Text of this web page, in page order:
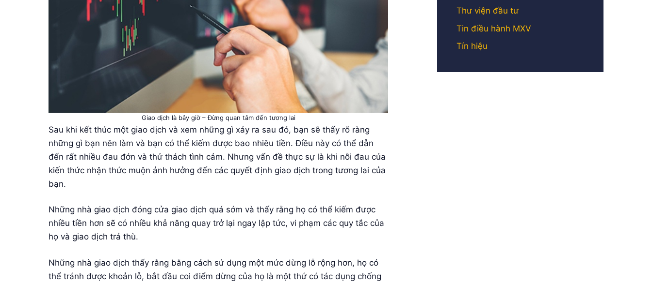
Giao dịch là bây giờ – Đừng quan tâm đến tương lai
Sau khi kết thúc một giao dịch và xem những gì xảy ra sau đó, bạn sẽ thấy rõ ràng
những gì bạn nên làm và bạn có thể kiếm được bao nhiêu tiền. Điều này có thể dẫn
đến rất nhiều đau đớn và thử thách tình cảm. Nhưng vấn đề thực sự là khi nỗi đau của
kiến ​​thức nhận thức muộn ảnh hưởng đến các quyết định giao dịch trong tương lai của
bạn.
Những nhà giao dịch đóng cửa giao dịch quá sớm và thấy rằng họ có thể kiếm được
nhiều tiền hơn sẽ có nhiều khả năng quay trở lại ngay lập tức, vi phạm các quy tắc của
họ và giao dịch trả thù.
Những nhà giao dịch thấy rằng bằng cách sử dụng một mức dừng lỗ rộng hơn, họ có
thể tránh được khoản lỗ, bắt đầu coi điểm dừng của họ là một thứ có tác dụng chống
Thư viện đầu tư
Tin điều hành MXV
Tín hiệu